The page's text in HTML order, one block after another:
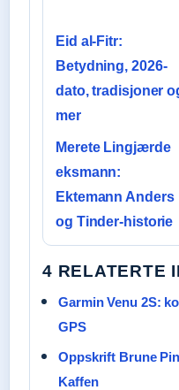
Eid al-Fitr:
Betydning, 2026-
dato, tradisjoner
mer
Merete Lingjærde
eksmann:
Ektemann Anders
og Tinder-historie
4 RELATERTE
Garmin Venu 2S:
GPS
Oppskrift Brune
Kaffen